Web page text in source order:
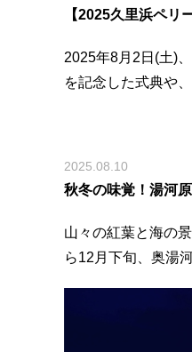
【2025久里浜ペ
2025年8月2日(土)
を記念した式典や
2025.08.10
秋冬の味覚！湯河
山々の紅葉と海の
ら12月下旬、奥湯